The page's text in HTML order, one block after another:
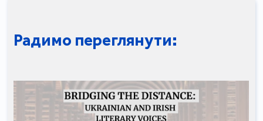
Радимо переглянути: